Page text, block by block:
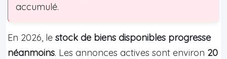
accumulé.
En 2026, le stock de biens disponibles progresse
néanmoins. Les annonces actives sont environ 20